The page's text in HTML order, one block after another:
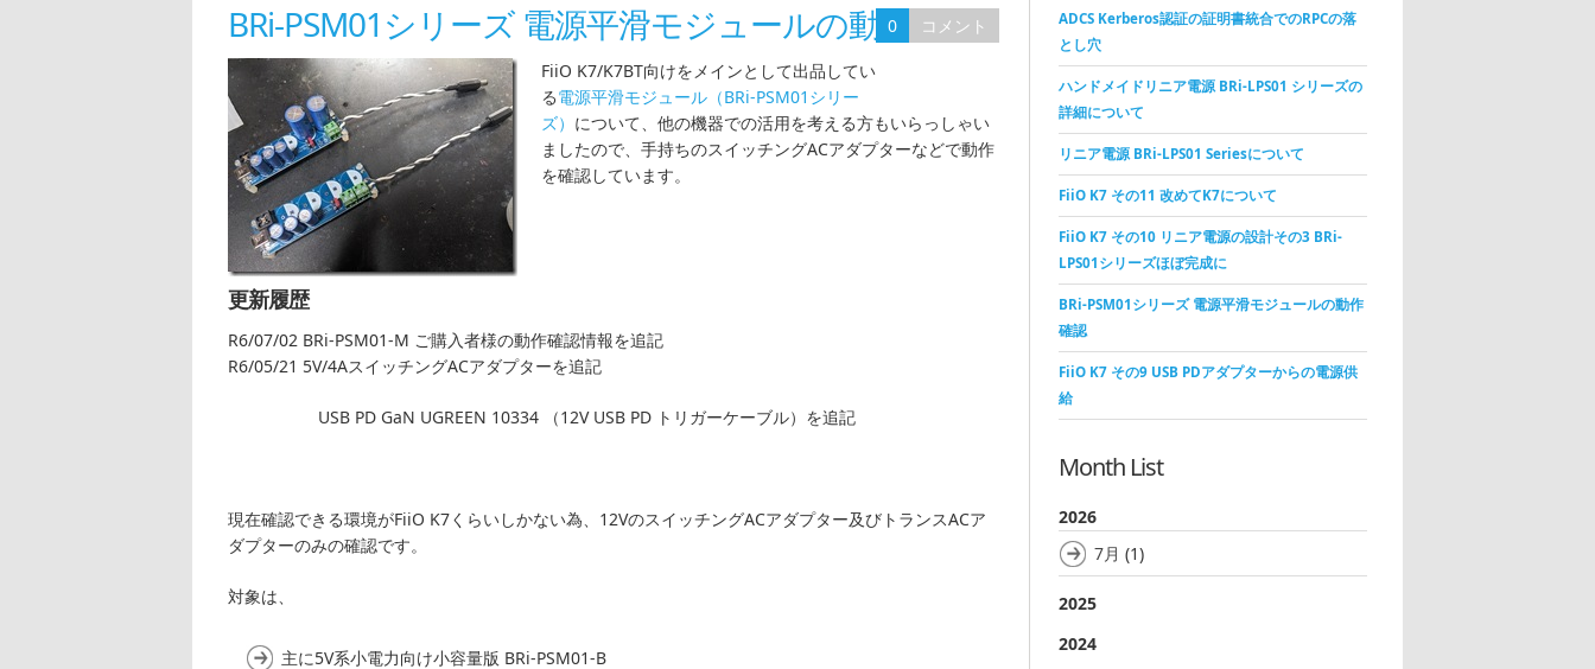
BRi-PSM01シリーズ 電源平滑モジュールの動作確認
0
コメント
FiiO K7/K7BT向けをメインとして出品してい
る電源平滑モジュール（BRi-PSM01シリー
ズ） について、他の機器での活用を考える方もいらっしゃい
ましたので、手持ちのスイッチングACアダプターなどで動作
を確認しています。
更新履歴
R6/07/02 BRi-PSM01-M ご購入者様の動作確認情報を追記
R6/05/21 5V/4AスイッチングACアダプターを追記
USB PD GaN UGREEN 10334 （12V USB PD トリガーケーブル）を追記
現在確認できる環境がFiiO K7くらいしかない為、12VのスイッチングACアダプター及びトランスACア
ダプターのみの確認です。
対象は、
主に5V系小電力向け小容量版 BRi-PSM01-B
ADCS Kerberos認証の証明書統合でのRPCの落
とし穴
ハンドメイドリニア電源 BRi-LPS01 シリーズの
詳細について
リニア電源 BRi-LPS01 Seriesについて
FiiO K7 その11 改めてK7について
FiiO K7 その10 リニア電源の設計その3 BRi-
LPS01シリーズほぼ完成に
BRi-PSM01シリーズ 電源平滑モジュールの動作
確認
FiiO K7 その9 USB PDアダプターからの電源供
給
Month List
2026
7月 (1)
2025
2024